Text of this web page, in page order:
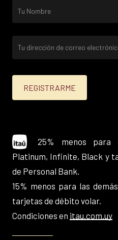
25% menos para
Platinum, Infinite, Black y
de Personal Bank.
15% menos para las
tarjetas de débito volar.
Condiciones en itau.com.uy